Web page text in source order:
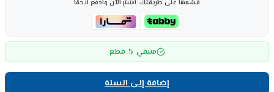
قسّمها على طريقتك، اشترِ الآن وادفع لاحقاً
متبقي 5 قطع
إضافة إلى السلة